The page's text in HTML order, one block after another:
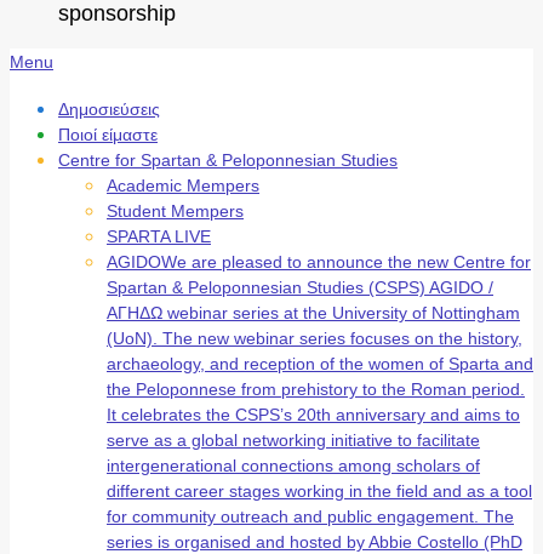
sponsorship
Secondary
Menu
Menu
Δημοσιεύσεις
Ποιοί είμαστε
Centre for Spartan & Peloponnesian Studies
Academic Mempers
Student Mempers
SPARTA LIVE
AGIDOWe are pleased to announce the new Centre for
Spartan & Peloponnesian Studies (CSPS) AGIDO /
ΑΓΗΔΩ webinar series at the University of Nottingham
(UoN). The new webinar series focuses on the history,
archaeology, and reception of the women of Sparta and
the Peloponnese from prehistory to the Roman period.
It celebrates the CSPS’s 20th anniversary and aims to
serve as a global networking initiative to facilitate
intergenerational connections among scholars of
different career stages working in the field and as a tool
for community outreach and public engagement. The
series is organised and hosted by Abbie Costello (PhD